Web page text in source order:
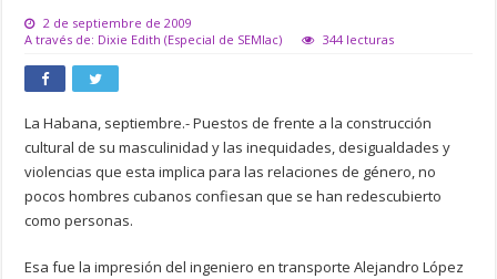
2 de septiembre de 2009
A través de: Dixie Edith (Especial de SEMlac)
344 lecturas
La Habana, septiembre.- Puestos de frente a la construcción
cultural de su masculinidad y las inequidades, desigualdades y
violencias que esta implica para las relaciones de género, no
pocos hombres cubanos confiesan que se han redescubierto
como personas.
Esa fue la impresión del ingeniero en transporte Alejandro López